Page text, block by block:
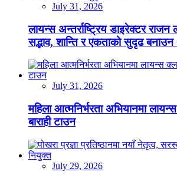
July 31, 2026
लायन्स अन्तर्राष्ट्रिय डाइरेक्टर राजन
सद्भाव, शान्ति र एकताको सुदृढ
July 31, 2026
महिला आत्मनिर्भरता अभियानमा
बाराही टाउन
July 29, 2026